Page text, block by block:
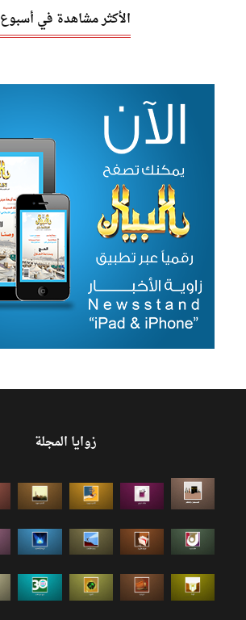
الأكثر مشاهدة في أسبوع
زوايا المجلة